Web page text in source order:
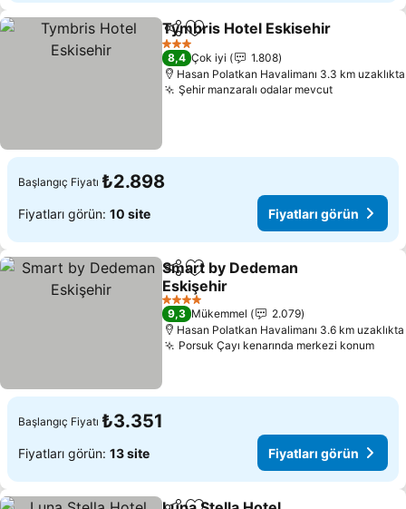
PaylaşFavorilerime ekle
Tymbris Hotel Eskisehir
3 Yıldız
8,4 Çok iyi
1.808
Hasan Polatkan Havalimanı 3.3 km uzaklıkta
Şehir manzaralı odalar mevcut
Başlangıç Fiyatı ₺2.898
Fiyatları görün: 10 site Fiyatları görün
PaylaşFavorilerime ekle
Smart by Dedeman
Eskişehir
4 Yıldız
9,3 Mükemmel
2.079
Hasan Polatkan Havalimanı 3.6 km uzaklıkta
Porsuk Çayı kenarında merkezi konum
Başlangıç Fiyatı ₺3.351
Fiyatları görün: 13 site Fiyatları görün